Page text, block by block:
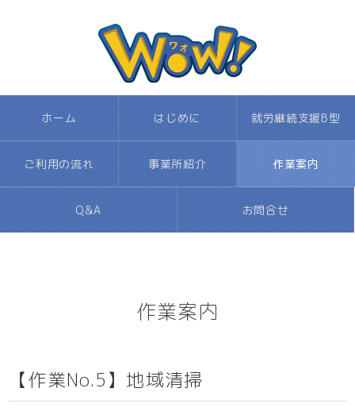
ホーム はじめに 就労継続支援B型
ご利用の流れ 事業所紹介 作業案内
Q&A お問合せ
作業案内
【作業No.5】地域清掃